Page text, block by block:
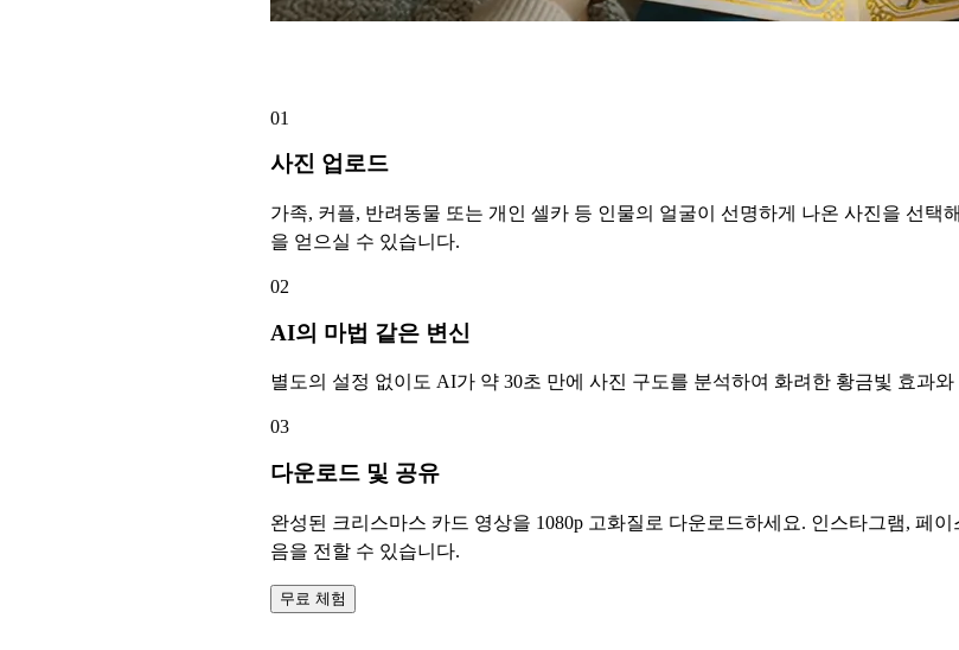
01
사진 업로드
가족, 커플, 반려동물 또는 개인 셀카 등 인물의 얼굴이 선명하게 나온 사진을 선
을 얻으실 수 있습니다.
02
AI의 마법 같은 변신
별도의 설정 없이도 AI가 약 30초 만에 사진 구도를 분석하여 화려한 황금빛 효과
03
다운로드 및 공유
완성된 크리스마스 카드 영상을 1080p 고화질로 다운로드하세요. 인스타그램, 페
음을 전할 수 있습니다.
무료 체험